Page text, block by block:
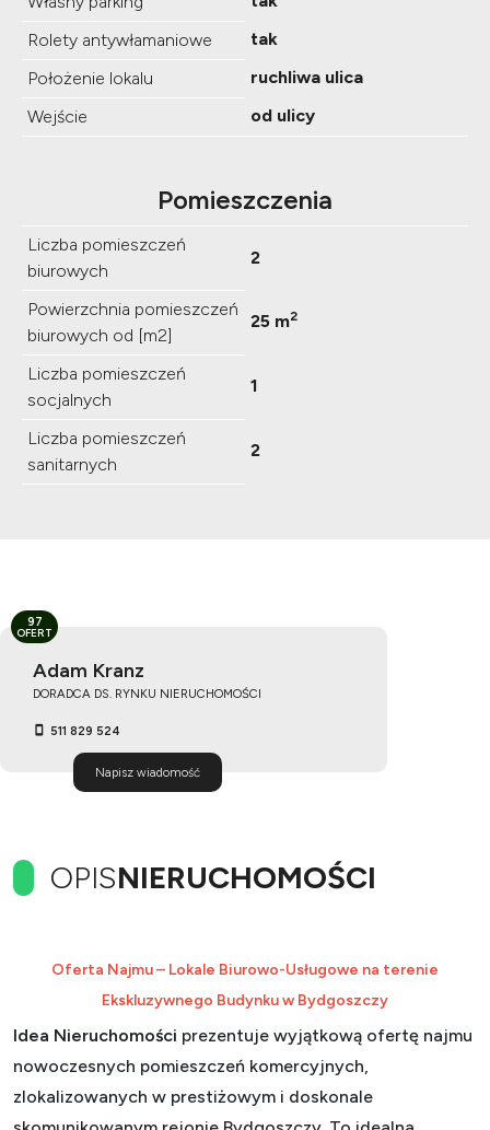
Rolety antywłamaniowe
tak
Położenie lokalu
ruchliwa ulica
Wejście
od ulicy
Pomieszczenia
Liczba pomieszczeń
biurowych
2
Powierzchnia pomieszczeń
biurowych od [m2]
25 m2
Liczba pomieszczeń
socjalnych
1
Liczba pomieszczeń
sanitarnych
2
Adam Kranz
DORADCA DS. RYNKU NIERUCHOMOŚCI
511 829 524
Napisz wiadomość
97
OFERT
OPISNIERUCHOMOŚCI
Oferta Najmu – Lokale Biurowo-Usługowe na terenie
Ekskluzywnego Budynku w Bydgoszczy
Idea Nieruchomości prezentuje wyjątkową ofertę najmu
nowoczesnych pomieszczeń komercyjnych,
zlokalizowanych w prestiżowym i doskonale